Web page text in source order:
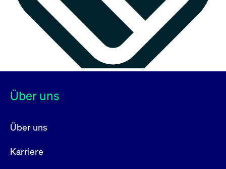
Über uns
Über uns
Karriere